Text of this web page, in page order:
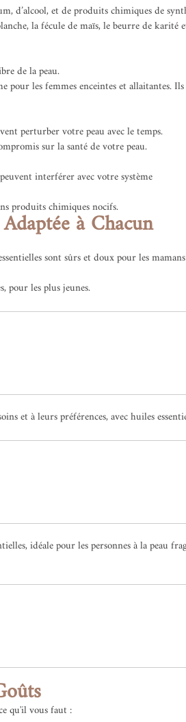
d’alcool, et de produits chimiques de
la fécule de maïs, le beurre de karité
de la peau.
pour les femmes enceintes et allaitantes. Ils
perturber votre peau avec le temps.
sur la santé de votre peau.
interférer avec votre système
produits chimiques nocifs.
à Chacun
sont sûrs et doux pour les
pour les plus jeunes.
et à leurs préférences, avec huiles
idéale pour les personnes à la peau
qu'il vous faut :